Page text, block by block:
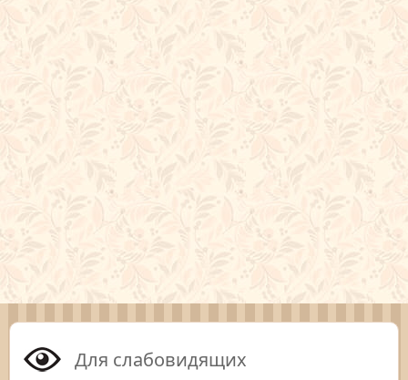
Для слабовидящих